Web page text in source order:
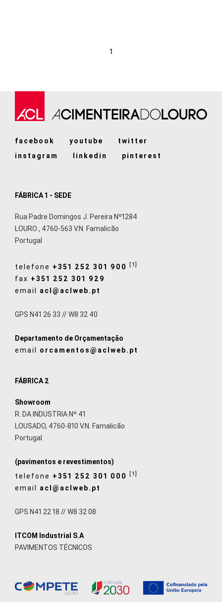
1
facebook youtube
twitter
instagram
linkedin pinterest
FÁBRICA 1 - SEDE
Rua Padre Domingos J. Pereira Nº1284
LOURO , 4760-563 V.N. Famalicão
Portugal
telefone +351 252 301 900 [1]
fax +351 252 301 929
email acl@aclweb.pt
GPS N41 26 33 // W8 32 40
Departamento de Orçamentação
email orcamentos@aclweb.pt
FÁBRICA 2
Showroom
R. DA INDUSTRIA Nº 41
LOUSADO, 4760-810 V.N. Famalicão
Portugal
(pavimentos e revestimentos)
telefone +351 252 301 000 [1]
email acl@aclweb.pt
GPS N41 22 18 // W8 32 08
ITCOM Industrial S.A
PAVIMENTOS TÉCNICOS